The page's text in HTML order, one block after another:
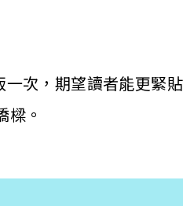
次，期望讀者能更緊
樑。